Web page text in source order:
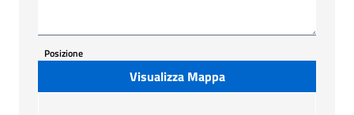
Posizione
Visualizza Mappa